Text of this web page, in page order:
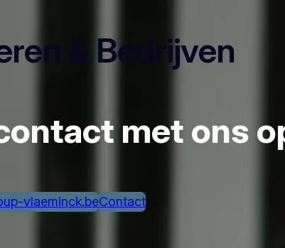
& Bedrijven
met ons
vlaeminck.beContact